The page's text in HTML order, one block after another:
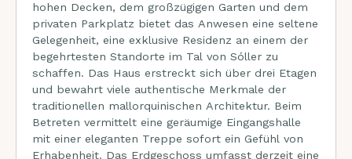
hohen Decken, dem großzügigen Garten und dem
privaten Parkplatz bietet das Anwesen eine seltene
Gelegenheit, eine exklusive Residenz an einem der
begehrtesten Standorte im Tal von Sóller zu
schaffen. Das Haus erstreckt sich über drei Etagen
und bewahrt viele authentische Merkmale der
traditionellen mallorquinischen Architektur. Beim
Betreten vermittelt eine geräumige Eingangshalle
mit einer eleganten Treppe sofort ein Gefühl von
Erhabenheit. Das Erdgeschoss umfasst derzeit eine